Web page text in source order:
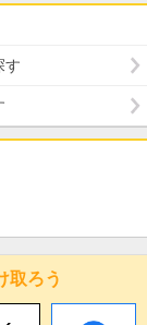
す
取ろう